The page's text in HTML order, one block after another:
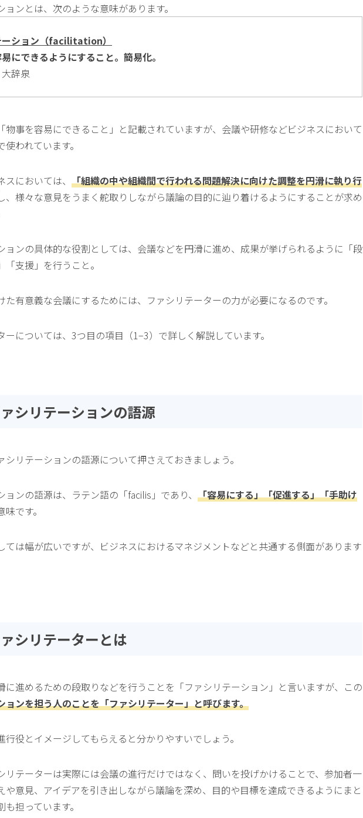
ョンとは、次のような意味があります。
ーション（facilitation）
にできるようにすること。簡易化。
辞泉
物事を容易にできること」と記載されていますが、会議や研修などビジネスにおいて
われています。
においては、 「組織の中や組織間で行われる問題解決に向けた調整を円滑に執り行
、様々な意見をうまく舵取りしながら議論の目的に辿り着けるようにすることが求め
ョンの具体的な役割としては、会議などを円滑に進め、成果が挙げられるように「段
支援」を行うこと。
た有意義な会議にするためには、ファシリテーターの力が必要になるのです。
ーについては、3つ目の項目（1−3）で詳しく解説しています。
シリテーションの語源
シリテーションの語源について押さえておきましょう。
ョンの語源は、ラテン語の「facilis」であり、 「容易にする」「促進する」「手助け
味です。
ては幅が広いですが、ビジネスにおけるマネジメントなどと共通する側面があります
シリテーターとは
に進めるための段取りなどを行うことを「ファシリテーション」と言いますが、この
ョンを担う人のことを「ファシリテーター」と呼びます。
行役とイメージしてもらえると分かりやすいでしょう。
リテーターは実際には会議の進行だけではなく、問いを投げかけることで、参加者一
や意見、アイデアを引き出しながら議論を深め、目的や目標を達成できるようにまと
担っています。